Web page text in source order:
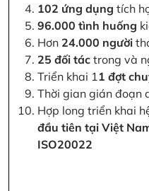
102 ứng dụng tích
96.000 tình huống
Hơn 24.000 người
25 đối tác trong và
Triển khai 11 đợt
Thời gian gián đoạn
Hợp long triển khai
đầu tiên tại Việt
ISO20022